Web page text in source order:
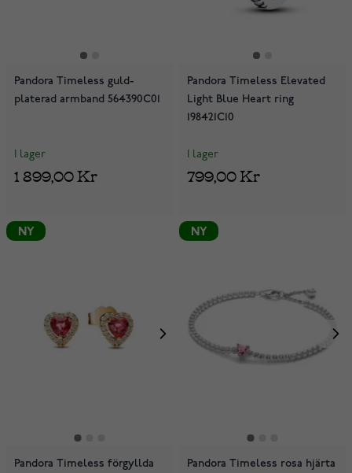
Pandora Timeless guld-
platerad armband 564390C01
I lager
1 899,00 Kr
Pandora Timeless Elevated
Light Blue Heart ring
198421C10
I lager
799,00 Kr
NY
Pandora Timeless förgyllda
NY
Pandora Timeless rosa hjärta